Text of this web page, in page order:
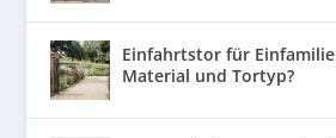
Einfahrtstor für
Material und Tortyp?